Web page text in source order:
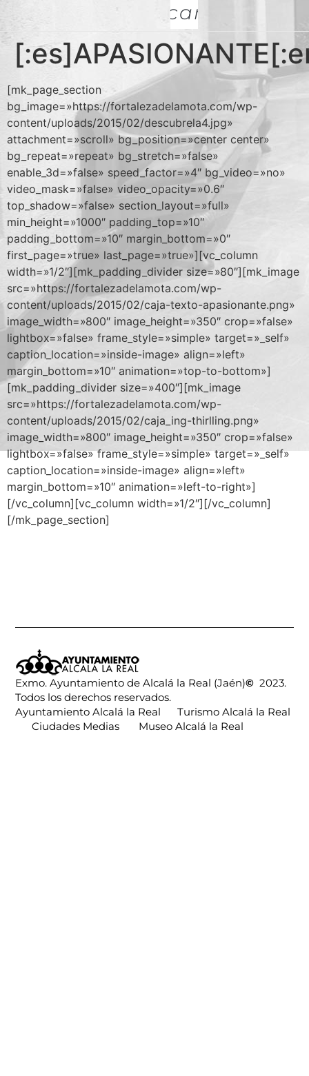
Descargas
[mk_page_section
bg_image=»https://fortalezadelamota.com/wp-
content/uploads/2015/02/descubrela4.jpg»
attachment=»scroll» bg_position=»center center»
bg_repeat=»repeat» bg_stretch=»false»
enable_3d=»false» speed_factor=»4″ bg_video=»no»
video_mask=»false» video_opacity=»0.6″
top_shadow=»false» section_layout=»full»
min_height=»1000″ padding_top=»10″
padding_bottom=»10″ margin_bottom=»0″
first_page=»true» last_page=»true»][vc_column
width=»1/2″][mk_padding_divider size=»80″][mk_image
src=»https://fortalezadelamota.com/wp-
content/uploads/2015/02/caja-texto-apasionante.png»
image_width=»800″ image_height=»350″ crop=»false»
lightbox=»false» frame_style=»simple» target=»_self»
caption_location=»inside-image» align=»left»
margin_bottom=»10″ animation=»top-to-bottom»]
[mk_padding_divider size=»400″][mk_image
src=»https://fortalezadelamota.com/wp-
content/uploads/2015/02/caja_ing-thirlling.png»
image_width=»800″ image_height=»350″ crop=»false»
lightbox=»false» frame_style=»simple» target=»_self»
caption_location=»inside-image» align=»left»
margin_bottom=»10″ animation=»left-to-right»]
[/vc_column][vc_column width=»1/2″][/vc_column]
[/mk_page_section]
Exmo. Ayuntamiento de Alcalá la Real (Jaén)©2023.
Todos los derechos reservados.
Ayuntamiento Alcalá la Real
Turismo Alcalá la Real
Ciudades Medias Museo Alcalá la Real